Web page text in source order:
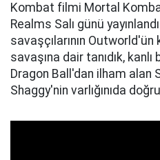
Kombat filmi Mortal
Realms Salı günü
savaşçılarının
savaşına dair tanıdık,
Dragon Ball'dan ilham alan
Shaggy'nin varlığınıda